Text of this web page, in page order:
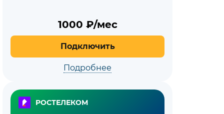
1000 ₽/мес
Подключить
Подробнее
РОСТЕЛЕКОМ